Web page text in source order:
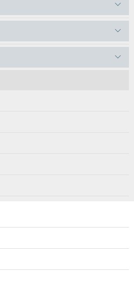
だきます。
ュニアB
をご購入いただきます。